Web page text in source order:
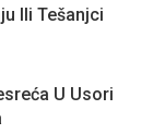
Ili Tešanjci
U Usori